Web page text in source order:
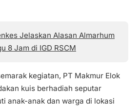
Jelaskan Alasan Almarhum
8 Jam di IGD RSCM
kegiatan, PT Makmur Elok
kuis berhadiah seputar
anak-anak dan warga di lokasi